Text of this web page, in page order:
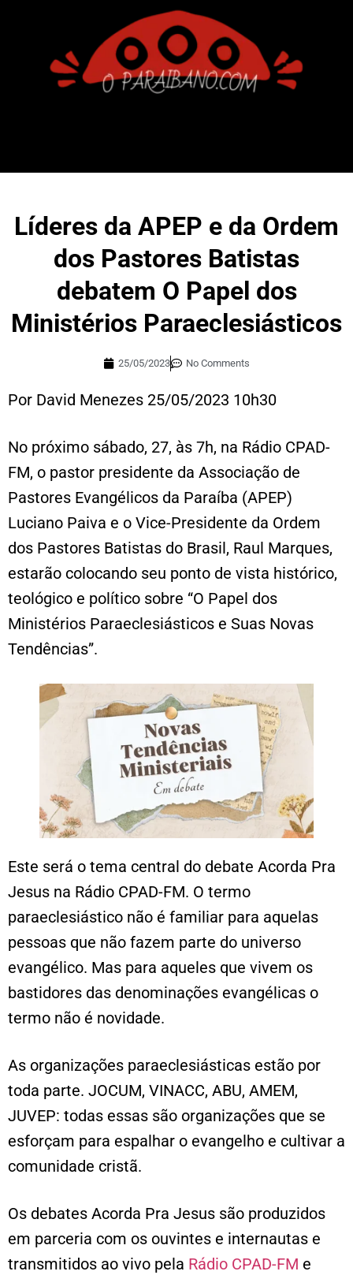
Líderes da APEP e da Ordem
dos Pastores Batistas
debatem O Papel dos
Ministérios Paraeclesiásticos
25/05/2023 No Comments
Por David Menezes 25/05/2023 10h30
No próximo sábado, 27, às 7h, na Rádio CPAD-
FM, o pastor presidente da Associação de
Pastores Evangélicos da Paraíba (APEP)
Luciano Paiva e o Vice-Presidente da Ordem
dos Pastores Batistas do Brasil, Raul Marques,
estarão colocando seu ponto de vista histórico,
teológico e político sobre “O Papel dos
Ministérios Paraeclesiásticos e Suas Novas
Tendências”.
Este será o tema central do debate Acorda Pra
Jesus na Rádio CPAD-FM. O termo
paraeclesiástico não é familiar para aquelas
pessoas que não fazem parte do universo
evangélico. Mas para aqueles que vivem os
bastidores das denominações evangélicas o
termo não é novidade.
As organizações paraeclesiásticas estão por
toda parte. JOCUM, VINACC, ABU, AMEM,
JUVEP: todas essas são organizações que se
esforçam para espalhar o evangelho e cultivar a
comunidade cristã.
Os debates Acorda Pra Jesus são produzidos
em parceria com os ouvintes e internautas e
transmitidos ao vivo pela Rádio CPAD-FM e